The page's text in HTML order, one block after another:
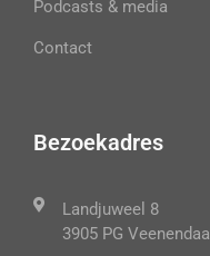
Podcasts & media
Contact
Bezoekadres
Landjuweel 8
3905 PG Veenendaal